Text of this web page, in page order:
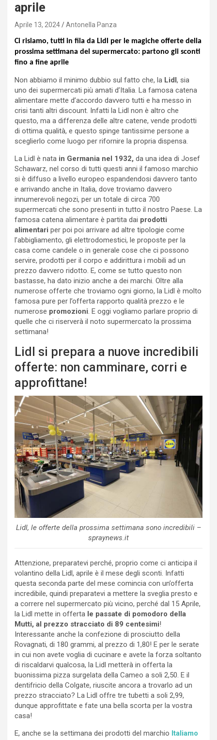
aprile
Aprile 13, 2024 Antonella Panza
Ci risiamo, tutti in fila da Lidl per le magiche offerte della
prossima settimana del supermercato: partono gli sconti
fino a fine aprile
Non abbiamo il minimo dubbio sul fatto che, la Lidl , sia
uno dei supermercati più amati d’Italia. La famosa catena
alimentare mette d’accordo davvero tutti e ha messo in
crisi tanti altri discount. Infatti la Lidl non è altro che
questo, ma a differenza delle altre catene, vende prodotti
di ottima qualità, e questo spinge tantissime persone a
sceglierlo come luogo per rifornire la propria dispensa.
La Lidl è nata in Germania nel 1932, da una idea di Josef
Schawarz, nel corso di tutti questi anni il famoso marchio
si è diffuso a livello europeo espandendosi davvero tanto
e arrivando anche in Italia, dove troviamo davvero
innumerevoli negozi, per un totale di circa 700
supermercati che sono presenti in tutto il nostro Paese. La
famosa catena alimentare è partita dai prodotti
alimentari per poi poi arrivare ad altre tipologie come
l’abbigliamento, gli elettrodomestici, le proposte per la
casa come candele o in generale cose che ci possono
servire, prodotti per il corpo e addirittura i mobili ad un
prezzo davvero ridotto. E, come se tutto questo non
bastasse, ha dato inizio anche a dei marchi. Oltre alla
numerose offerte che troviamo ogni giorno, la Lidl è molto
famosa pure per l’offerta rapporto qualità prezzo e le
numerose promozioni. E oggi vogliamo parlare proprio di
quelle che ci riserverà il noto supermercato la prossima
settimana!
Lidl si prepara a nuove incredibili
offerte: non camminare, corri e
approfittane!
Lidl, le offerte della prossima settimana sono incredibili –
spraynews.it
Attenzione, preparatevi perché, proprio come ci anticipa il
volantino della Lidl, aprile è il mese degli sconti. Infatti
questa seconda parte del mese comincia con un’offerta
incredibile, quindi preparatevi a mettere la sveglia presto e
a correre nel supermercato più vicino, perché dal 15 Aprile,
la Lidl mette in offerta le passate di pomodoro della
Mutti, al prezzo stracciato di 89 centesimi!
Interessante anche la confezione di prosciutto della
Rovagnati, di 180 grammi, al prezzo di 1,80! E per le serate
in cui non avete voglia di cucinare e avete la forza soltanto
di riscaldarvi qualcosa, la Lidl metterà in offerta la
buonissima pizza surgelata della Cameo a soli 2,50. E il
dentifricio della Colgate, riuscite ancora a trovarlo ad un
prezzo stracciato? La Lidl offre tre tubetti a soli 2,99,
dunque approfittate e fate una bella scorta per la vostra
casa!
E, anche se la settimana dei prodotti del marchio Italiamo